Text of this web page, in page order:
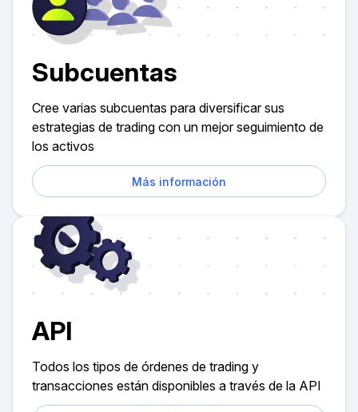
Subcuentas
Cree varias subcuentas para diversificar sus
estrategias de trading con un mejor seguimiento de
los activos
Más información
API
Todos los tipos de órdenes de trading y
transacciones están disponibles a través de la API